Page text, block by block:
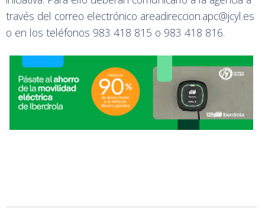
través del correo electrónico areadireccion.apc@jcyl.es
o en los teléfonos 983 418 815 o 983 418 816.